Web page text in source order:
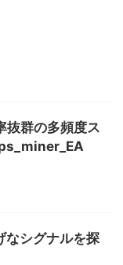
抜群の多頻度ス
なシグナルを探